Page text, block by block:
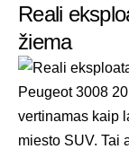
Reali
žiema
Peugeot 3008
vertinamas kaip
miesto SUV. Tai